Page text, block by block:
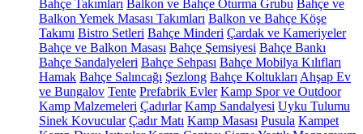
Bahçe Takımları Balkon ve Bahçe Oturma Grubu Bahçe ve
Balkon Yemek Masası Takımları Balkon ve Bahçe Köşe
Takımı Bistro Setleri Bahçe Minderi Çardak ve Kameriyeler
Bahçe ve Balkon Masası Bahçe Şemsiyesi Bahçe Bankı
Bahçe Sandalyeleri Bahçe Sehpası Bahçe Mobilya Kılıfları
Hamak Bahçe Salıncağı Şezlong Bahçe Koltukları Ahşap Ev
ve Bungalov Tente Prefabrik Evler Kamp Spor ve Outdoor
Kamp Malzemeleri Çadırlar Kamp Sandalyesi Uyku Tulumu
Sinek Kovucular Çadır Matı Kamp Masası Pusula Kampet